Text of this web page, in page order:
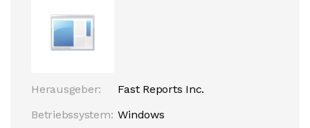
Herausgeber:
Fast Reports Inc.
Betriebssystem: Windows